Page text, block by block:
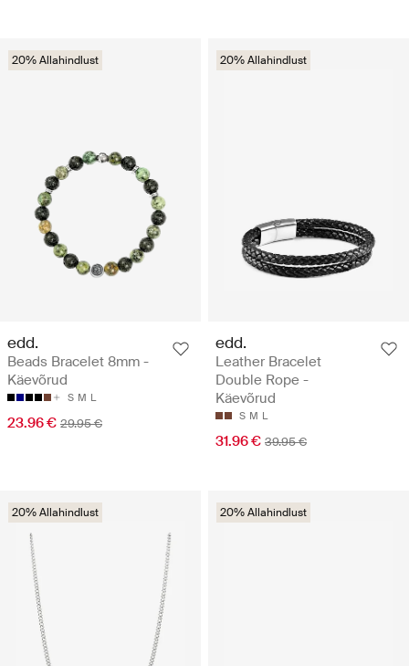
20% Allahindlust
edd.
Beads Bracelet 8mm -
Käevõrud
S M L
23.96 € 29.95 €
20% Allahindlust
edd.
Leather Bracelet
Double Rope -
Käevõrud
S M L
31.96 € 39.95 €
20% Allahindlust 20% Allahindlust